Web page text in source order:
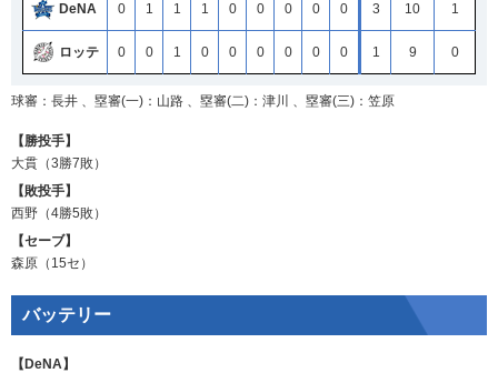
DeNA 0 1 1 1 0 0 0 0 0 3 10 1
ロッテ 0 0 1 0 0 0 0 0 0 1 9 0
球審：長井 、塁審(一)：山路 、塁審(二)：津川 、塁審(三)：笠原
【勝投手】
大貫 （3勝7敗）
【敗投手】
西野 （4勝5敗）
【セーブ】
森原 （15セ）
バッテリー
【DeNA】